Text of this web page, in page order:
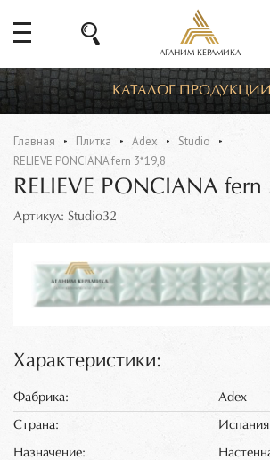
АГАНИМ КЕРАМИКА
КАТАЛОГ ПРОДУКЦИИ
Главная Плитка Adex
Studio
RELIEVE PONCIANA fern 3*19,8
RELIEVE PONCIANA
Артикул: Studio32
Характеристики:
Фабрика: Adex
Страна: Испания
Назначение: